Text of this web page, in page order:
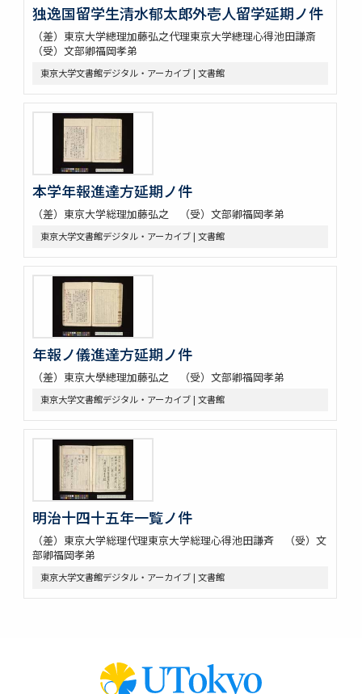
独逸国留学生清水郁太郎外壱人留学延期ノ件
（差）東京大学總理加藤弘之代理東京大学總理心得池田謙斎
（受）文部卿福岡孝弟
東京大学文書館デジタル・アーカイブ | 文書館
本学年報進達方延期ノ件
（差）東京大学総理加藤弘之 （受）文部卿福岡孝弟
東京大学文書館デジタル・アーカイブ | 文書館
年報ノ儀進達方延期ノ件
（差）東京大學總理加藤弘之 （受）文部卿福岡孝弟
東京大学文書館デジタル・アーカイブ | 文書館
明治十四十五年一覧ノ件
（差）東京大学総理代理東京大学総理心得池田謙斉 （受）文
部卿福岡孝弟
東京大学文書館デジタル・アーカイブ | 文書館